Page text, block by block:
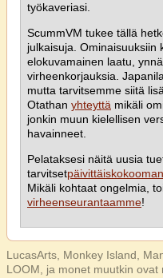
työkaveriasi.
ScummVM tukee tällä
julkaisuja. Ominaisuuksiin
elokuvamainen laatu,
virheenkorjauksia.
mutta tarvitsemme siitä
Otathan yhteyttä mikäli
jonkin muun kielellisen
havainneet.
Pelataksesi näitä uusia
tarvitsetpäivittäiskokooman
Mikäli kohtaat ongelmia,
virheenseurantaamme!
LucasArts, Monkey Island,
LOOM, ja monet muutkin